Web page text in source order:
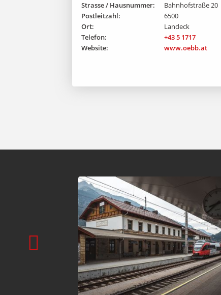
Strasse / Hausnummer:
Bahnhofstraße 20
Postleitzahl:
6500
Ort:
Landeck
Telefon:
+43 5 1717
Website:
www.oebb.at